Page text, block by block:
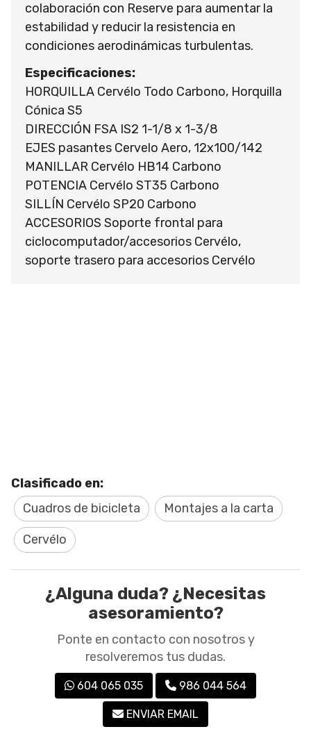
colaboración con Reserve para aumentar la
estabilidad y reducir la resistencia en
condiciones aerodinámicas turbulentas.
Especificaciones:
HORQUILLA Cervélo Todo Carbono, Horquilla
Cónica S5
DIRECCIÓN FSA IS2 1-1/8 x 1-3/8
EJES pasantes Cervelo Aero, 12x100/142
MANILLAR Cervélo HB14 Carbono
POTENCIA Cervélo ST35 Carbono
SILLÍN Cervélo SP20 Carbono
ACCESORIOS Soporte frontal para
ciclocomputador/accesorios Cervélo,
soporte trasero para accesorios Cervélo
Clasificado en:
Cuadros de bicicleta
Montajes a la carta
Cervélo
¿Alguna duda? ¿Necesitas
asesoramiento?
Ponte en contacto con nosotros y
resolveremos tus dudas.
604 065 035 986 044 564
ENVIAR EMAIL